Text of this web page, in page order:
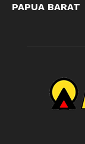
PAPUA BARAT